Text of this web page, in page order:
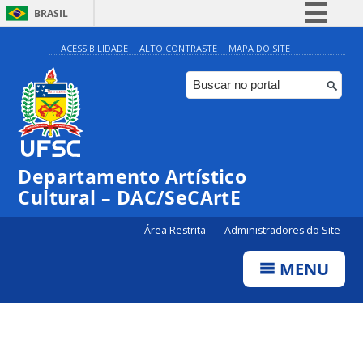
BRASIL
Simplifique!
Comunica BR
Participe
Canais
ACESSIBILIDADE ALTO CONTRASTE MAPA DO SITE
Departamento Artístico
Cultural – DAC/SeCArtE
Área Restrita Administradores do Site
MENU